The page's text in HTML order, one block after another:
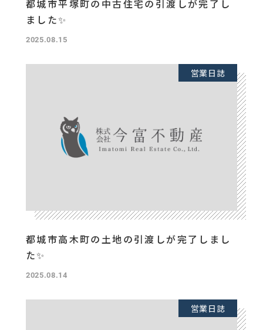
都城市平塚町の中古住宅の引渡しが完了し
ました✨
2025.08.15
営業日誌
都城市高木町の土地の引渡しが完了しまし
た✨
2025.08.14
営業日誌